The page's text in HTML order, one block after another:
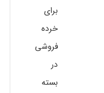
براي
خرده
فروشي
در
بسته